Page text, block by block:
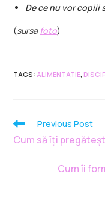
De ce nu vor copiii
(sursa foto)
TAGS: ALIMENTATIE
Previous Post
Cum să îți
Cum îi